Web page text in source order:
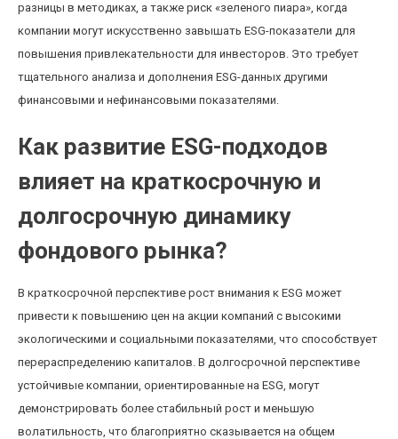
разницы в методиках, а также риск «зеленого пиара», когда
компании могут искусственно завышать ESG-показатели для
повышения привлекательности для инвесторов. Это требует
тщательного анализа и дополнения ESG-данных другими
финансовыми и нефинансовыми показателями.
Как развитие ESG-подходов
влияет на краткосрочную и
долгосрочную динамику
фондового рынка?
В краткосрочной перспективе рост внимания к ESG может
привести к повышению цен на акции компаний с высокими
экологическими и социальными показателями, что способствует
перераспределению капиталов. В долгосрочной перспективе
устойчивые компании, ориентированные на ESG, могут
демонстрировать более стабильный рост и меньшую
волатильность, что благоприятно сказывается на общем